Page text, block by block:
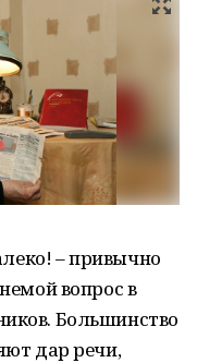
– привычно
вопрос в
Большинство
дар речи,